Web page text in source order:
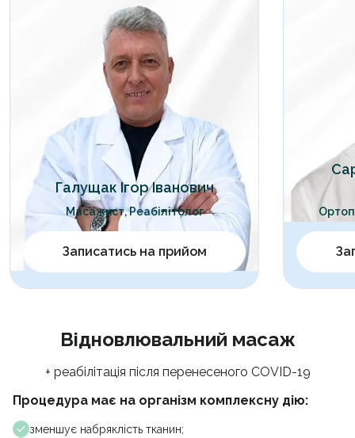
Галущак Ігор Іванович
Масажист, Реабілітолог
Записатись на прийом
Відновлювальний масаж
+ реабілітація після перенесеного COVID-19
Процедура має на організм комплексну дію:
зменшує набряклість тканин;